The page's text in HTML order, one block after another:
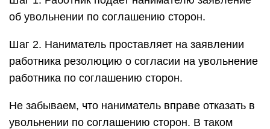
об увольнении по соглашению сторон.
Шаг 2. Наниматель проставляет на заявлении
работника резолюцию о согласии на увольнение
работника по соглашению сторон.
Не забываем, что наниматель вправе отказать в
увольнении по соглашению сторон. В таком